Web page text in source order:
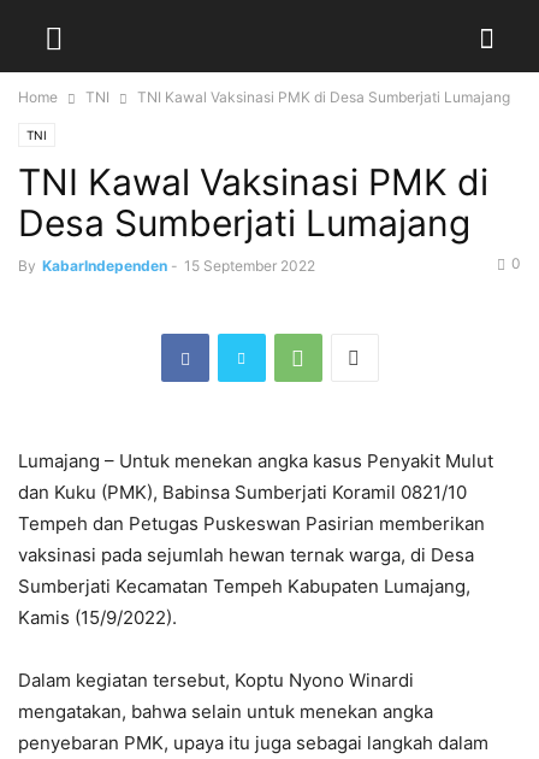
Home TNI TNI Kawal Vaksinasi PMK di Desa Sumberjati Lumajang
TNI
TNI Kawal Vaksinasi PMK di
Desa Sumberjati Lumajang
By KabarIndependen - 15 September 2022 0
Lumajang – Untuk menekan angka kasus Penyakit Mulut
dan Kuku (PMK), Babinsa Sumberjati Koramil 0821/10
Tempeh dan Petugas Puskeswan Pasirian memberikan
vaksinasi pada sejumlah hewan ternak warga, di Desa
Sumberjati Kecamatan Tempeh Kabupaten Lumajang,
Kamis (15/9/2022).
Dalam kegiatan tersebut, Koptu Nyono Winardi
mengatakan, bahwa selain untuk menekan angka
penyebaran PMK, upaya itu juga sebagai langkah dalam